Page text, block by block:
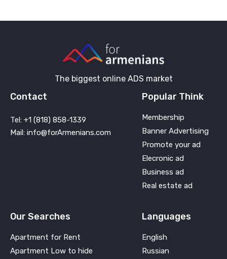
The biggest online ADS market
Contact
Tel: +1 (818) 858-1339
Mail: info@forArmenians.com
Popular Think
Membership
Banner Advertising
Promote your ad
Elecronic ad
Business ad
Real estate ad
Our Searches
Apartment for Rent
Apartment Low to hide
Languages
English
Russian